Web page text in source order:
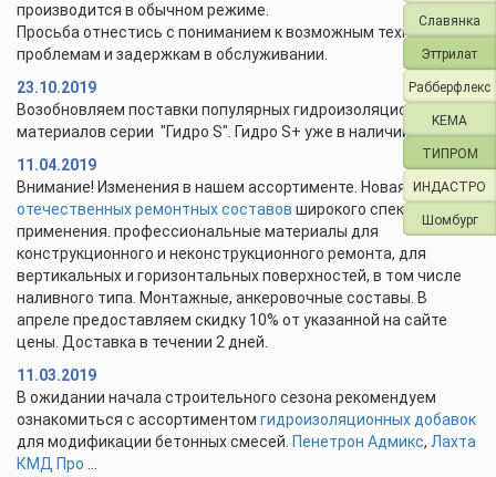
Славянка
Эттрилат
Рабберфлекс
KEMA
ТИПРОМ
ИНДАСТРО
Шомбург
производится в обычном режиме.
Просьба отнестись с пониманием к возможным техническим
проблемам и задержкам в обслуживании.
23.10.2019
Возобновляем поставки популярных гидроизоляционных
материалов серии "Гидро S". Гидро S+ уже в наличии.
11.04.2019
Внимание! Изменения в нашем ассортименте. Новая линейка
отечественных ремонтных составов широкого спектра
применения. профессиональные материалы для
конструкционного и неконструкционного ремонта, для
вертикальных и горизонтальных поверхностей, в том числе
наливного типа. Монтажные, анкеровочные составы. В
апреле предоставляем скидку 10% от указанной на сайте
цены. Доставка в течении 2 дней.
11.03.2019
В ожидании начала строительного сезона рекомендуем
ознакомиться с ассортиментом гидроизоляционных добавок
для модификации бетонных смесей. Пенетрон Адмикс, Лахта
КМД Про